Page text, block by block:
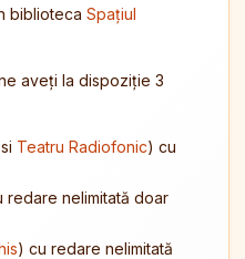
biblioteca Spațiul
aveți la dispoziție 3
si Teatru Radiofonic) cu
redare nelimitată doar
) cu redare nelimitată